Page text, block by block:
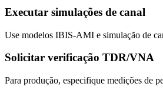
Executar simulações de canal
Use modelos IBIS-AMI e simulação de
Solicitar verificação TDR/VNA
Para produção, especifique medições de